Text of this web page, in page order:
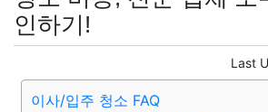
인하기!
Last
이사/입주 청소 FAQ